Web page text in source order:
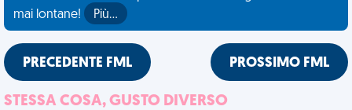
mai lontane!
Più…
PRECEDENTE FML PROSSIMO FML
STESSA COSA, GUSTO DIVERSO